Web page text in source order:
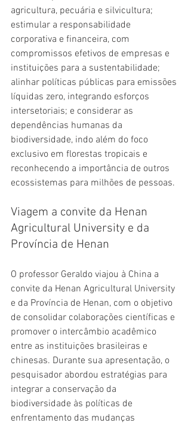
agricultura, pecuária e silvicultura;
estimular a responsabilidade
corporativa e financeira, com
compromissos efetivos de empresas e
instituições para a sustentabilidade;
alinhar políticas públicas para emissões
líquidas zero, integrando esforços
intersetoriais; e considerar as
dependências humanas da
biodiversidade, indo além do foco
exclusivo em florestas tropicais e
reconhecendo a importância de outros
ecossistemas para milhões de pessoas.
Viagem a convite da Henan
Agricultural University e da
Província de Henan
O professor Geraldo viajou à China a
convite da Henan Agricultural University
e da Província de Henan, com o objetivo
de consolidar colaborações científicas e
promover o intercâmbio acadêmico
entre as instituições brasileiras e
chinesas. Durante sua apresentação, o
pesquisador abordou estratégias para
integrar a conservação da
biodiversidade às políticas de
enfrentamento das mudanças